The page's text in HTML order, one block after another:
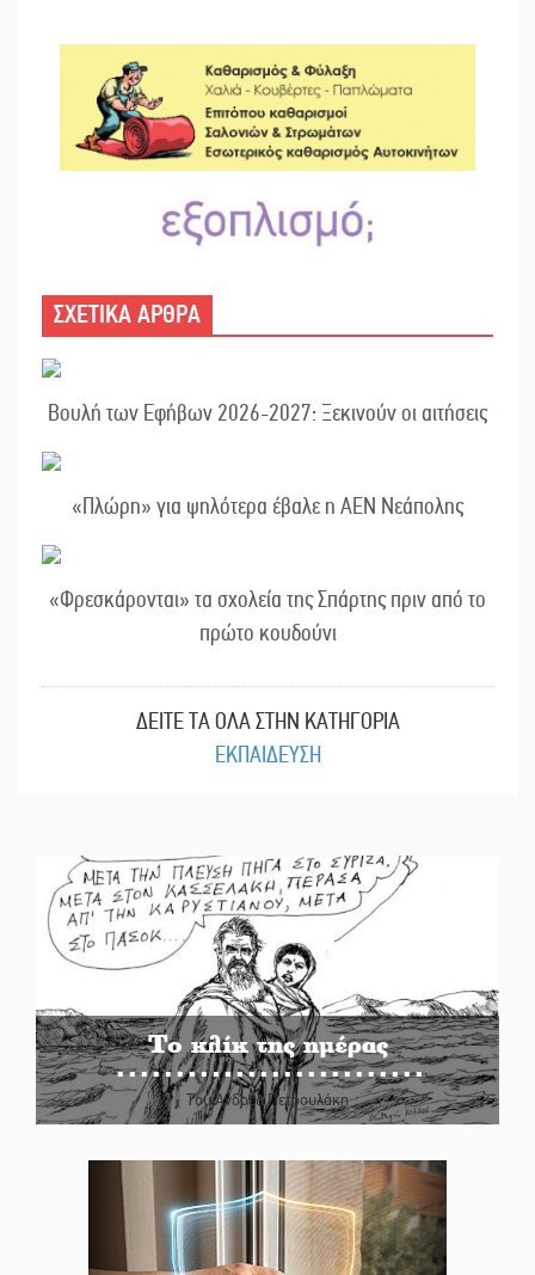
ΣΧΕΤΙΚΑ ΑΡΘΡΑ
Βουλή των Εφήβων 2026-2027: Ξεκινούν οι αιτήσεις
«Πλώρη» για ψηλότερα έβαλε η ΑΕΝ Νεάπολης
«Φρεσκάρονται» τα σχολεία της Σπάρτης πριν από το
πρώτο κουδούνι
ΔΕΙΤΕ ΤΑ ΟΛΑ ΣΤΗΝ ΚΑΤΗΓΟΡΙΑ
ΕΚΠΑΙΔΕΥΣΗ
Το κλίκ της ημέρας
Του Ανδρέα Πετρουλάκη